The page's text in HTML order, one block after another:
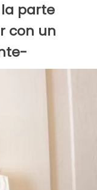
parte
con un